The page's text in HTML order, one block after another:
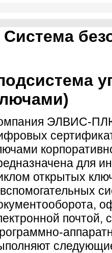
Система
ЭЛВИС-
для
открытых
почтой,